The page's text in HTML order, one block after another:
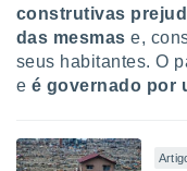
construtivas
das mesmas e,
seus habitantes. O
e é governado por